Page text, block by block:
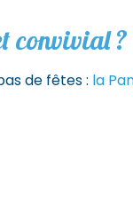
convivial ?
de fêtes : la